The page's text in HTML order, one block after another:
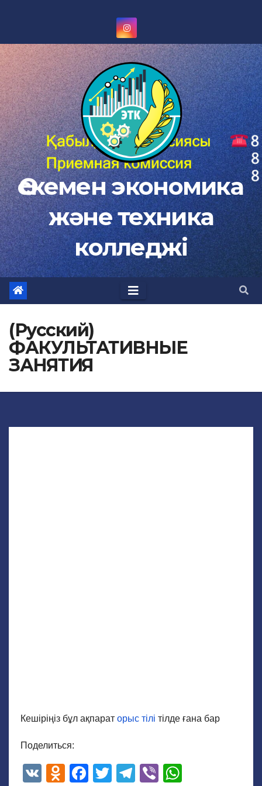
content
Өскемен экономика
және техника
колледжі
(Русский)
ФАКУЛЬТАТИВНЫЕ
ЗАНЯТИЯ
Кешіріңіз бұл ақпарат орыс тілі тілде ғана бар
Поделиться:
V
O
F
T
T
Vi